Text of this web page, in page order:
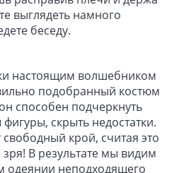
выглядеть намного
беседу.
настоящим волшебником
подобранный костюм
способен подчеркнуть
скрыть недостатки.
крой, считая это
В результате мы видим
одеянии неподходящего